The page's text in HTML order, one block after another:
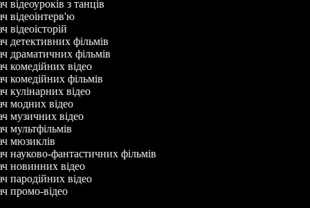
відеоуроків з танців
відеоінтерв'ю
відеоісторій
детективних фільмів
драматичних фільмів
комедійних відео
комедійних фільмів
кулінарних відео
модних відео
музичних відео
мультфільмів
мюзиклів
науково-фантастичних фільмів
новинних відео
пародійних відео
промо-відео